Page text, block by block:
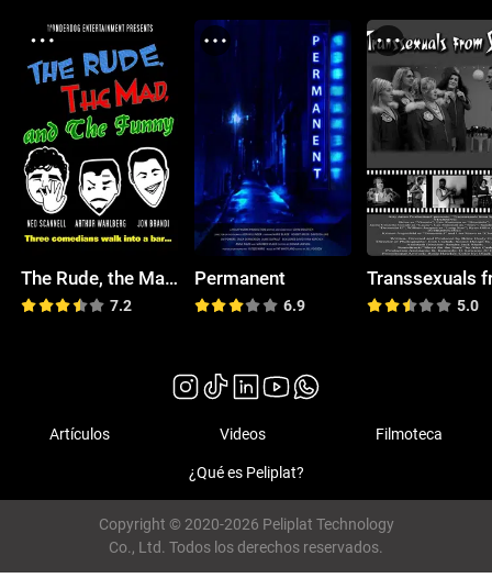
The Rude, the Mad, and the Funny
7.2
Permanent
6.9 5.0
Artículos Videos Filmoteca
¿Qué es Peliplat?
Copyright © 2020-2026 Peliplat Technology
Co., Ltd. Todos los derechos reservados.